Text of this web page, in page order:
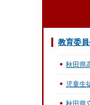
教育委
秋田県
児童生